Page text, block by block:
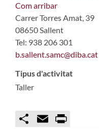
Com arribar
Carrer Torres Amat, 39
08650 Sallent
Tel: 938 206 301
b.sallent.samc@diba.cat
Tipus d'activitat
Taller
Compartir
Email